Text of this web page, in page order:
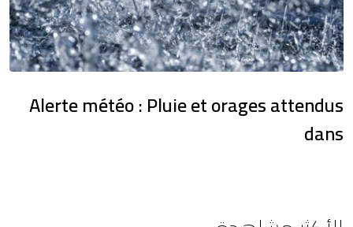
Alerte météo : Pluie et orages attendus
dans